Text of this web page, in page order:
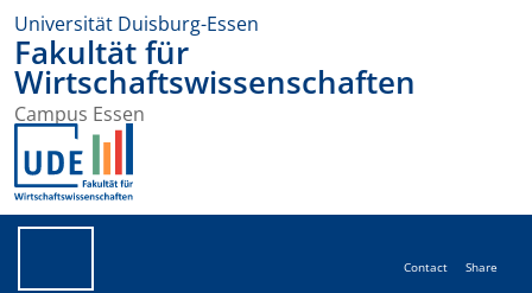
Universität Duisburg-Essen
Fakultät für
Wirtschaftswissenschaften
Campus Essen
Contact Share